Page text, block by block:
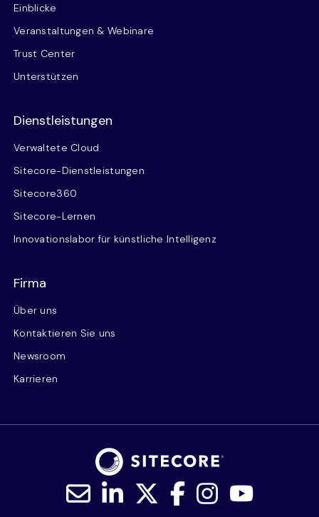
Einblicke
Veranstaltungen & Webinare
Trust Center
Unterstützen
Dienstleistungen
Verwaltete Cloud
Sitecore-Dienstleistungen
Sitecore360
Sitecore-Lernen
Innovationslabor für künstliche Intelligenz
Firma
Über uns
Kontaktieren Sie uns
Newsroom
Karrieren